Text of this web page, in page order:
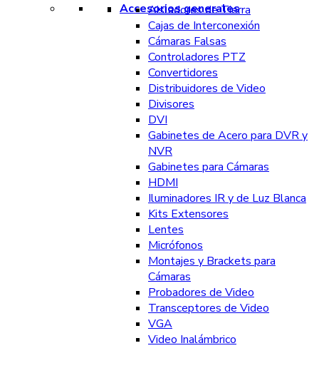
Accesorios generales
Aisladores de Tierra
Cajas de Interconexión
Cámaras Falsas
Controladores PTZ
Convertidores
Distribuidores de Video
Divisores
DVI
Gabinetes de Acero para DVR y
NVR
Gabinetes para Cámaras
HDMI
Iluminadores IR y de Luz Blanca
Kits Extensores
Lentes
Micrófonos
Montajes y Brackets para
Cámaras
Probadores de Video
Transceptores de Video
VGA
Video Inalámbrico